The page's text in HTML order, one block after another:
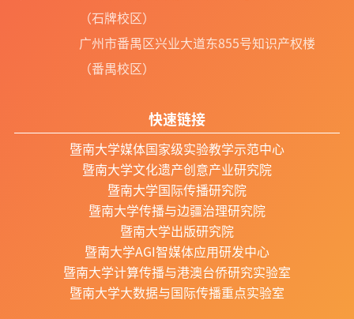
（石牌校区）
广州市番禺区兴业大道东855号知识产权楼
（番禺校区）
快速链接
暨南大学媒体国家级实验教学示范中心
暨南大学文化遗产创意产业研究院
暨南大学国际传播研究院
暨南大学传播与边疆治理研究院
暨南大学出版研究院
暨南大学AGI智媒体应用研发中心
暨南大学计算传播与港澳台侨研究实验室
暨南大学大数据与国际传播重点实验室